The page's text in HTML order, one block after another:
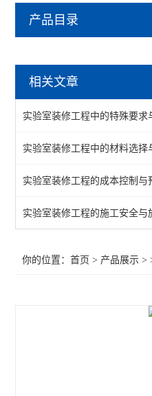
产品目录
相关文章
实验室装修工程中的特殊要求
实验室装修工程中的材料选择
实验室装修工程的成本控制与
实验室装修工程的施工安全与
你的位置：首页 > 产品展示 >